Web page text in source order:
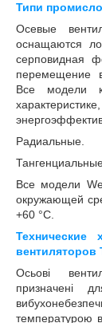
Типи
Осевые
оснащаются
серповидная
перемещение
Все модели
Радиальные.
Все модели
окружающей
+60 °С.
Технические
вентиляторов
Осьові
призначені
температурою